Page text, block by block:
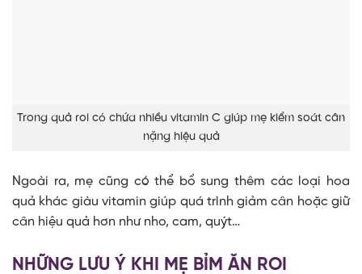
Trong quả roi có chứa nhiều vitamin C giúp mẹ kiểm soát cân
nặng hiệu quả
Ngoài ra, mẹ cũng có thể bổ sung thêm các loại hoa
quả khác giàu vitamin giúp quá trình giảm cân hoặc giữ
cân hiệu quả hơn như nho, cam, quýt…
NHỮNG LƯU Ý KHI MẸ BỈM ĂN ROI